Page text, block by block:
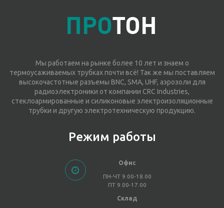
Мы работаем на рынке более 10 лет и знаем о
термоусаживаемых трубках почти всё! Так же мы поставляем
высокочастотные разъемы BNC, SMA, UHF, аэрозоли для
радиоэлектроники от компании CRC Industries,
стеклоармированные и силиконовые электроизоляционные
трубки и другую электротехническую продукцию.
Режим работы
Офис
ПН-ЧТ 9.00-18.00
ПТ 9.00-17.00
Склад